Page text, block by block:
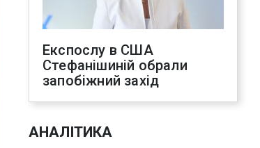
Експослу в США
Стефанішиній обрали
запобіжний захід
АНАЛІТИКА